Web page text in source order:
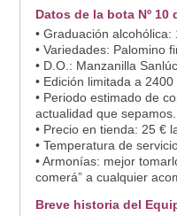
Datos de la bota Nº 10
• Graduación alcohólica:
• Variedades: Palomino
• D.O.: Manzanilla
• Edición limitada a 2400
• Periodo estimado de
actualidad que sepamos.
• Precio en tienda: 25 €
• Temperatura de
• Armonías: mejor
comerá” a cualquier
Breve historia del